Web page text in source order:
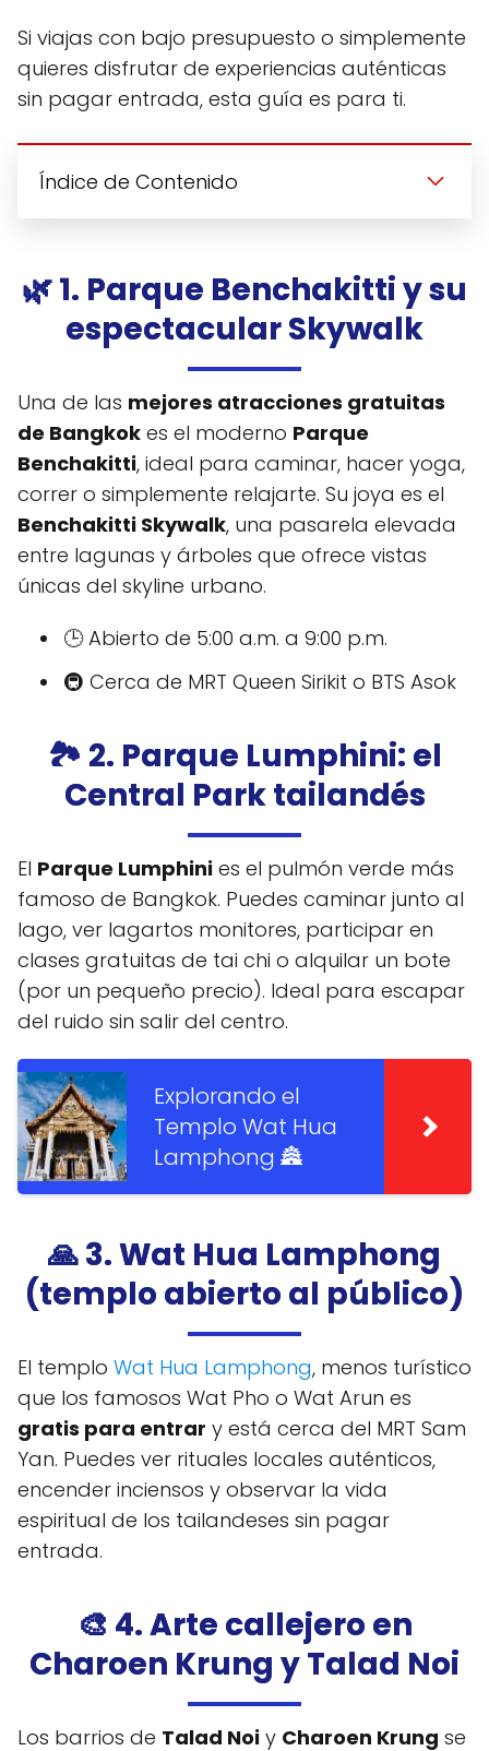
Si viajas con bajo presupuesto o simplemente
quieres disfrutar de experiencias auténticas
sin pagar entrada, esta guía es para ti.
Índice de Contenido
🌿 1. Parque Benchakitti y su
espectacular Skywalk
Una de las mejores atracciones gratuitas
de Bangkok es el moderno Parque
Benchakitti, ideal para caminar, hacer yoga,
correr o simplemente relajarte. Su joya es el
Benchakitti Skywalk, una pasarela elevada
entre lagunas y árboles que ofrece vistas
únicas del skyline urbano.
🕒 Abierto de 5:00 a.m. a 9:00 p.m.
🚇 Cerca de MRT Queen Sirikit o BTS Asok
🏞️ 2. Parque Lumphini: el
Central Park tailandés
El Parque Lumphini es el pulmón verde más
famoso de Bangkok. Puedes caminar junto al
lago, ver lagartos monitores, participar en
clases gratuitas de tai chi o alquilar un bote
(por un pequeño precio). Ideal para escapar
del ruido sin salir del centro.
Explorando el
Templo Wat Hua
Lamphong 🏯
🙏 3. Wat Hua Lamphong
(templo abierto al público)
El templo Wat Hua Lamphong, menos turístico
que los famosos Wat Pho o Wat Arun es
gratis para entrar y está cerca del MRT Sam
Yan. Puedes ver rituales locales auténticos,
encender inciensos y observar la vida
espiritual de los tailandeses sin pagar
entrada.
🎨 4. Arte callejero en
Charoen Krung y Talad Noi
Los barrios de Talad Noi y Charoen Krung se